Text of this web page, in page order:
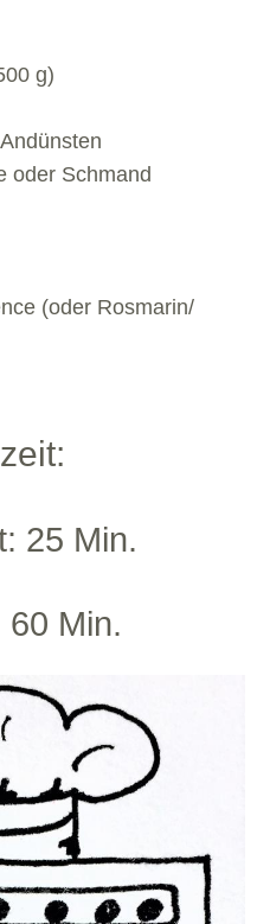
g)
oder Schmand
(oder Rosmarin/
25 Min.
60 Min.